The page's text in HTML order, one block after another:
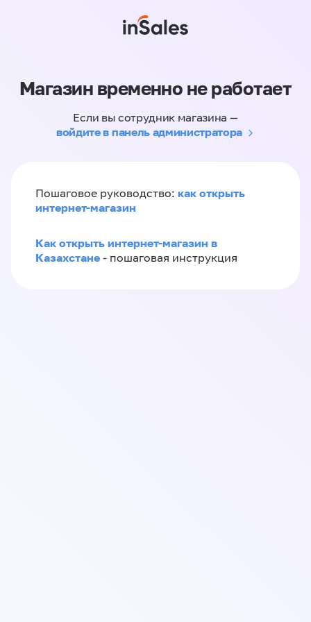
Магазин временно не работает
Если вы сотрудник магазина —
войдите в панель администратора
Пошаговое руководство: как открыть
интернет-магазин
Как открыть интернет-магазин в
Казахстане - пошаговая инструкция